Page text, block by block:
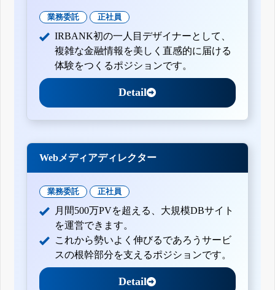
業務委託 正社員
IRBANK初の一人目デザイナーとして、
複雑な金融情報を美しく直感的に届ける
体験をつくるポジションです。
Detail
Webメディアディレクター
業務委託 正社員
月間500万PVを超える、大規模DBサイト
を運営できます。
これから勢いよく伸びるであろうサービ
スの根幹部分を支えるポジションです。
Detail